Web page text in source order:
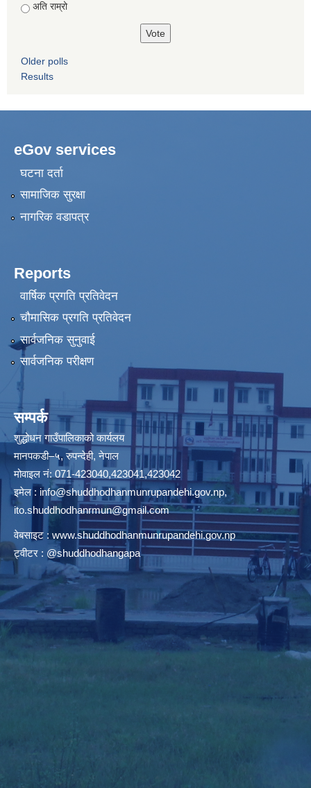
अति राम्रो
Older polls
Results
eGov services
घटना दर्ता
सामाजिक सुरक्षा
नागरिक वडापत्र
Reports
वार्षिक प्रगति प्रतिवेदन
चौमासिक प्रगति प्रतिवेदन
सार्वजनिक सुनुवाई
सार्वजनिक परीक्षण
सम्पर्क
शुद्धोधन गाउँपालिकाको कार्यलय
मानपकडी–५, रुपन्देही, नेपाल
मोवाइल नं: 071-423040,423041,423042
इमेल : info@shuddhodhanmunrupandehi.gov.np,
ito.shuddhodhanrmun@gmail.com
वेबसाइट : www.shuddhodhanmunrupandehi.gov.np
ट्वीटर : @shuddhodhangapa